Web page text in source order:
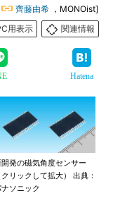
齊藤由希 ，MONOist]
用表示
関連情報
Hatena
発の磁気角度センサー
クリックして拡大） 出典：
ソニック